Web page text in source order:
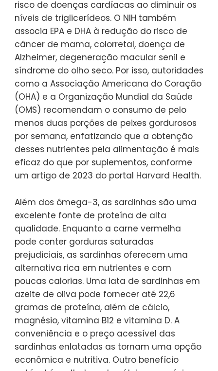
risco de doenças cardíacas ao diminuir os
níveis de triglicerídeos. O NIH também
associa EPA e DHA à redução do risco de
câncer de mama, colorretal, doença de
Alzheimer, degeneração macular senil e
síndrome do olho seco. Por isso, autoridades
como a Associação Americana do Coração
(OHA) e a Organização Mundial da Saúde
(OMS) recomendam o consumo de pelo
menos duas porções de peixes gordurosos
por semana, enfatizando que a obtenção
desses nutrientes pela alimentação é mais
eficaz do que por suplementos, conforme
um artigo de 2023 do portal Harvard Health.
Além dos ômega-3, as sardinhas são uma
excelente fonte de proteína de alta
qualidade. Enquanto a carne vermelha
pode conter gorduras saturadas
prejudiciais, as sardinhas oferecem uma
alternativa rica em nutrientes e com
poucas calorias. Uma lata de sardinhas em
azeite de oliva pode fornecer até 22,6
gramas de proteína, além de cálcio,
magnésio, vitamina B12 e vitamina D. A
conveniência e o preço acessível das
sardinhas enlatadas as tornam uma opção
econômica e nutritiva. Outro benefício